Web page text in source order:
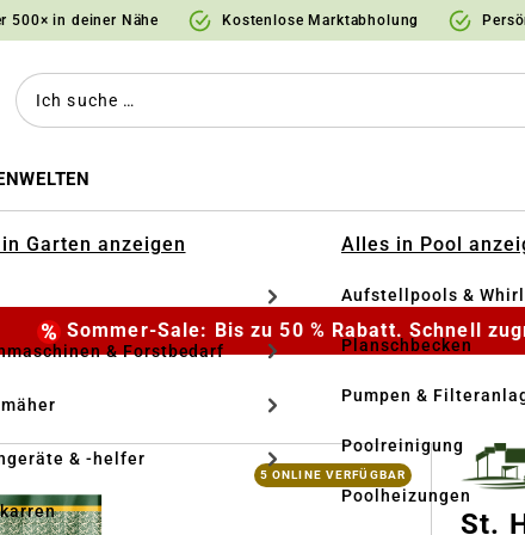
500× in deiner Nähe Kostenlose Marktabholung
Garten anzeigen
& Forstbedarf
& -helfer
Alles in Pool
Aufstellpools &
Planschbecken
Pumpen &
Poolreinigung
Poolheizungen
Sommer-Sale: Bis zu 50 % Rabatt. Schnell
5 ONLINE VERFÜGBAR
St.